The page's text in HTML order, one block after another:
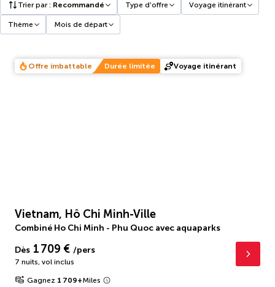
Trier par: Recommandé Type d'offre Voyage itinérant
Thème Mois de départ
Offre imbattable Durée limitée Voyage itinérant
Vietnam, Hô Chi Minh-Ville
Combiné Ho Chi Minh - Phu Quoc avec aquaparks
Dès 1 709 € /pers
7 nuits, vol inclus
Gagnez 1 709+Miles